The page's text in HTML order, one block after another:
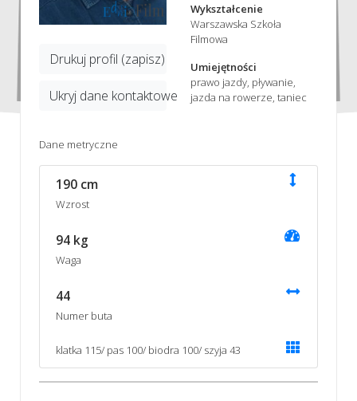
Drukuj profil (zapisz)
Ukryj dane kontaktowe
Wykształcenie
Warszawska Szkoła
Filmowa
Umiejętności
prawo jazdy, pływanie,
jazda na rowerze, taniec
Dane metryczne
190 cm
Wzrost
94 kg
Waga
44
Numer buta
klatka 115/ pas 100/ biodra 100/ szyja 43